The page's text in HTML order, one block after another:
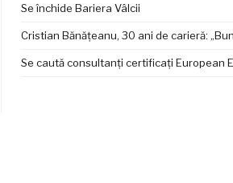
Se închide Bariera Vâlcii
Cristian Bănățeanu, 30 ani de carieră:
Se caută consultanți certificați European